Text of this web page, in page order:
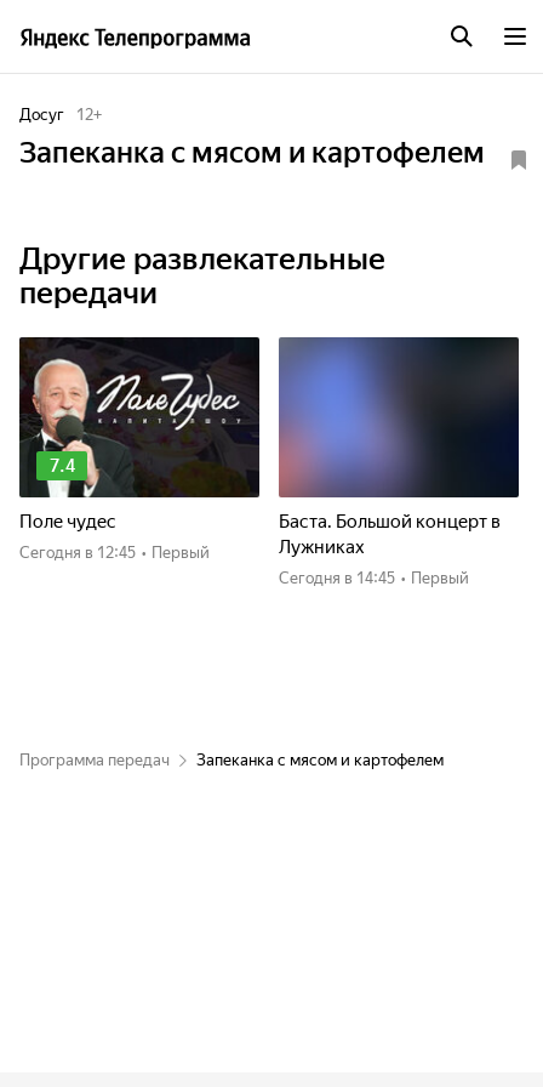
Досуг 12+
Запеканка с мясом и картофелем
Другие развлекательные
передачи
7.4
Поле чудес
Сегодня в 12:45 • Первый
Баста. Большой концерт в
Лужниках
Сегодня в 14:45 • Первый
Программа передач Запеканка с мясом и картофелем